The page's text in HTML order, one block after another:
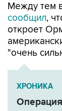
Между тем
сообщил,
откроет
"очень
ХРОНИКА